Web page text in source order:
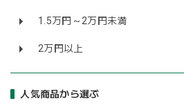
1.5万円～2万円未満
2万円以上
人気商品から選ぶ